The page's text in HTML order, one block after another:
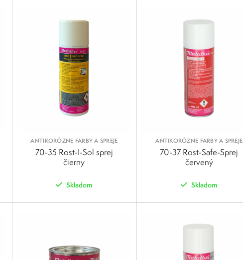
ANTIKORÓZNE FARBY A SPREJE
70-35 Rost-I-Sol sprej
čierny
Skladom
ANTIKORÓZNE FARBY A SPREJE
70-37 Rost-Safe-Sprej
červený
Skladom